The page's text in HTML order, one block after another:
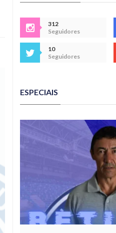
312
Seguidores
10
Seguidores
ESPECIAIS